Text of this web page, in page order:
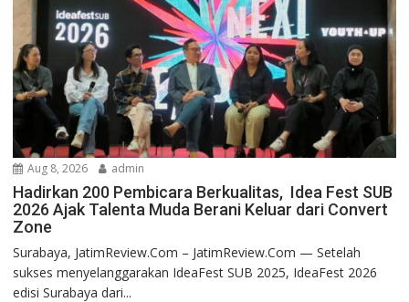
Aug 8, 2026 admin
Hadirkan 200 Pembicara Berkualitas, Idea Fest SUB
2026 Ajak Talenta Muda Berani Keluar dari Convert
Zone
Surabaya, JatimReview.Com – JatimReview.Com — Setelah
sukses menyelanggarakan IdeaFest SUB 2025, IdeaFest 2026
edisi Surabaya dari...